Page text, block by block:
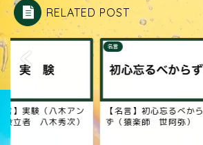
RELATED POST
言】実験（八木アン
設立者 八木秀次）
名言
【名言】初心忘るべから
ず（猿楽師 世阿弥）